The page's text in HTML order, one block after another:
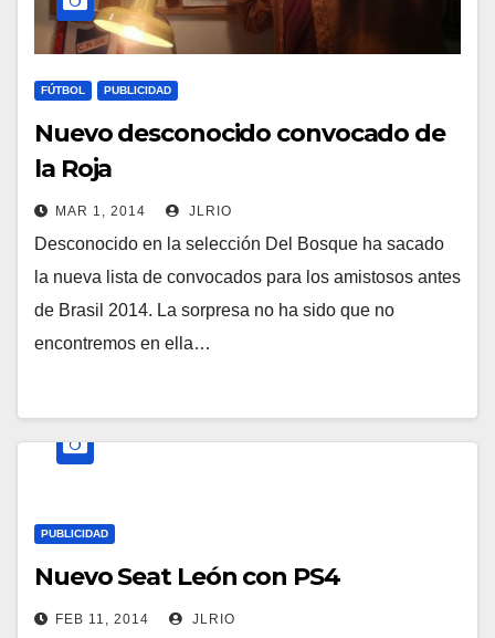
FÚTBOL PUBLICIDAD
Nuevo desconocido convocado de
la Roja
MAR 1, 2014 JLRIO
Desconocido en la selección Del Bosque ha sacado
la nueva lista de convocados para los amistosos antes
de Brasil 2014. La sorpresa no ha sido que no
encontremos en ella…
PUBLICIDAD
Nuevo Seat León con PS4
FEB 11, 2014 JLRIO